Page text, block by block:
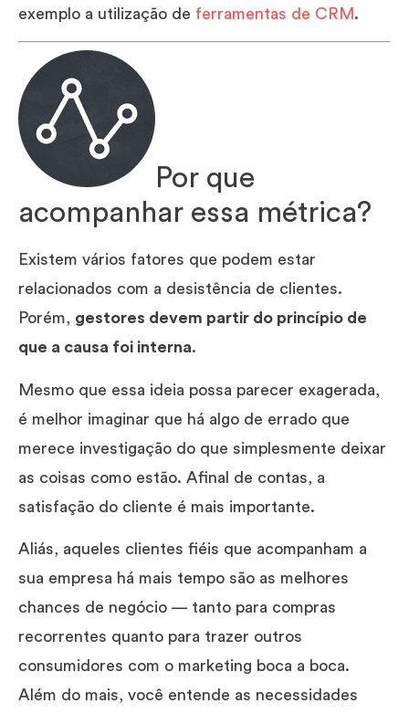
exemplo a utilização de ferramentas de CRM .
Por que
acompanhar essa métrica?
Existem vários fatores que podem estar
relacionados com a desistência de clientes.
Porém, gestores devem partir do princípio de
que a causa foi interna.
Mesmo que essa ideia possa parecer exagerada,
é melhor imaginar que há algo de errado que
merece investigação do que simplesmente deixar
as coisas como estão. Afinal de contas, a
satisfação do cliente é mais importante.
Aliás, aqueles clientes fiéis que acompanham a
sua empresa há mais tempo são as melhores
chances de negócio — tanto para compras
recorrentes quanto para trazer outros
consumidores com o marketing boca a boca.
Além do mais, você entende as necessidades